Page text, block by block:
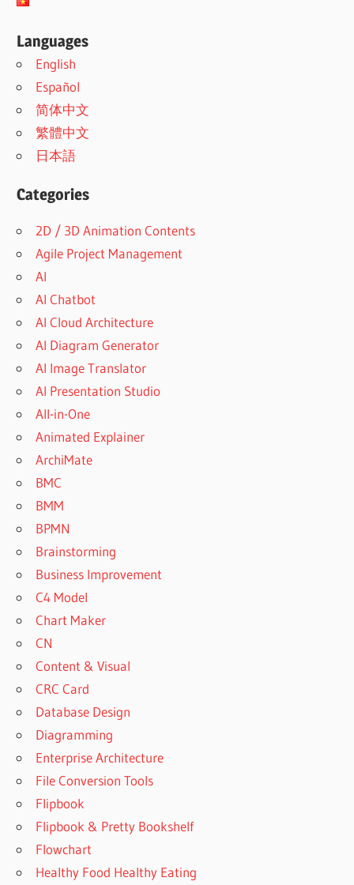
Languages
English
Español
简体中文
繁體中文
日本語
Categories
2D / 3D Animation Contents
Agile Project Management
AI
AI Chatbot
AI Cloud Architecture
AI Diagram Generator
AI Image Translator
AI Presentation Studio
All-in-One
Animated Explainer
ArchiMate
BMC
BMM
BPMN
Brainstorming
Business Improvement
C4 Model
Chart Maker
CN
Content & Visual
CRC Card
Database Design
Diagramming
Enterprise Architecture
File Conversion Tools
Flipbook
Flipbook & Pretty Bookshelf
Flowchart
Healthy Food Healthy Eating